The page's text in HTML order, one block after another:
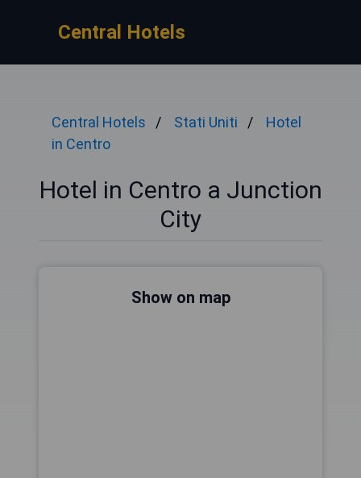
Central Hotels
Central Hotels Stati Uniti
Hotel
in Centro
Hotel in Centro a Junction
City
Show on map